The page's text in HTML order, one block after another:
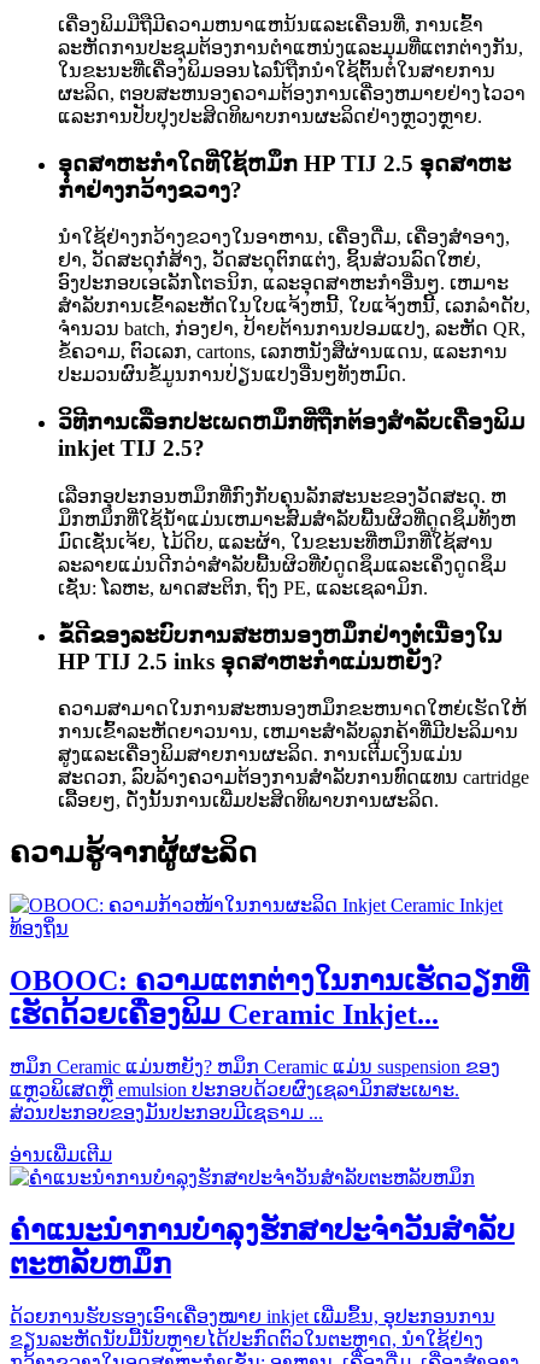
ເຄື່ອງພິມມືຖືມີຄວາມຫນາແຫນ້ນແລະເຄື່ອນທີ່, ການເຂົ້າ
ລະຫັດການປະຊຸມຕ້ອງການຕໍາແຫນ່ງແລະມຸມທີ່ແຕກຕ່າງກັນ,
ໃນຂະນະທີ່ເຄື່ອງພິມອອນໄລນ໌ຖືກນໍາໃຊ້ຕົ້ນຕໍໃນສາຍການ
ຜະລິດ, ຕອບສະຫນອງຄວາມຕ້ອງການເຄື່ອງຫມາຍຢ່າງໄວວາ
ແລະການປັບປຸງປະສິດທິພາບການຜະລິດຢ່າງຫຼວງຫຼາຍ.
ອຸດສາຫະກໍາໃດທີ່ໃຊ້ຫມຶກ HP TIJ 2.5 ອຸດສາຫະ
ກໍາຢ່າງກວ້າງຂວາງ?
ນໍາໃຊ້ຢ່າງກວ້າງຂວາງໃນອາຫານ, ເຄື່ອງດື່ມ, ເຄື່ອງສໍາອາງ,
ຢາ, ວັດສະດຸກໍ່ສ້າງ, ວັດສະດຸຕົກແຕ່ງ, ຊິ້ນສ່ວນລົດໃຫຍ່,
ອົງປະກອບເອເລັກໂຕຣນິກ, ແລະອຸດສາຫະກໍາອື່ນໆ. ເຫມາະ
ສໍາລັບການເຂົ້າລະຫັດໃນໃບແຈ້ງຫນີ້, ໃບແຈ້ງຫນີ້, ເລກລໍາດັບ,
ຈໍານວນ batch, ກ່ອງຢາ, ປ້າຍຕ້ານການປອມແປງ, ລະຫັດ QR,
ຂໍ້ຄວາມ, ຕົວເລກ, cartons, ເລກຫນັງສືຜ່ານແດນ, ແລະການ
ປະມວນຜົນຂໍ້ມູນການປ່ຽນແປງອື່ນໆທັງຫມົດ.
ວິທີການເລືອກປະເພດຫມຶກທີ່ຖືກຕ້ອງສໍາລັບເຄື່ອງພິມ
inkjet TIJ 2.5?
ເລືອກອຸປະກອນຫມຶກທີ່ກົງກັບຄຸນລັກສະນະຂອງວັດສະດຸ. ຫ
ມຶກຫມຶກທີ່ໃຊ້ນ້ໍາແມ່ນເຫມາະສົມສໍາລັບພື້ນຜິວທີ່ດູດຊຶມທັງຫ
ມົດເຊັ່ນເຈ້ຍ, ໄມ້ດິບ, ແລະຜ້າ, ໃນຂະນະທີ່ຫມຶກທີ່ໃຊ້ສານ
ລະລາຍແມ່ນດີກວ່າສໍາລັບພື້ນຜິວທີ່ບໍ່ດູດຊຶມແລະເຄິ່ງດູດຊຶມ
ເຊັ່ນ: ໂລຫະ, ພາດສະຕິກ, ຖົງ PE, ແລະເຊລາມິກ.
ຂໍ້ດີຂອງລະບົບການສະຫນອງຫມຶກຢ່າງຕໍ່ເນື່ອງໃນ
HP TIJ 2.5 inks ອຸດສາຫະກໍາແມ່ນຫຍັງ?
ຄວາມສາມາດໃນການສະຫນອງຫມຶກຂະຫນາດໃຫຍ່ເຮັດໃຫ້
ການເຂົ້າລະຫັດຍາວນານ, ເຫມາະສໍາລັບລູກຄ້າທີ່ມີປະລິມານ
ສູງແລະເຄື່ອງພິມສາຍການຜະລິດ. ການເຕີມເງິນແມ່ນ
ສະດວກ, ລົບລ້າງຄວາມຕ້ອງການສໍາລັບການທົດແທນ cartridge
ເລື້ອຍໆ, ດັ່ງນັ້ນການເພີ່ມປະສິດທິພາບການຜະລິດ.
ຄວາມຮູ້ຈາກຜູ້ຜະລິດ
OBOOC: ຄວາມ​ແຕກ​ຕ່າງ​ໃນ​ການ​ເຮັດ​ວຽກ​ທີ່​
ເຮັດ​ດ້ວຍ​ເຄື່ອງ​ພິມ Ceramic Inkjet...
ຫມຶກ Ceramic ແມ່ນຫຍັງ? ຫມຶກ Ceramic ແມ່ນ suspension ຂອງ
ແຫຼວພິເສດຫຼື emulsion ປະກອບດ້ວຍຜົງເຊລາມິກສະເພາະ.
ສ່ວນປະກອບຂອງມັນປະກອບມີເຊຣາມ ...
ອ່ານເພີ່ມເຕີມ
ຄໍາແນະນໍາການບໍາລຸງຮັກສາປະຈໍາວັນສໍາລັບ
ຕະຫລັບຫມຶກ
ດ້ວຍການຮັບຮອງເອົາເຄື່ອງໝາຍ inkjet ເພີ່ມຂຶ້ນ, ອຸປະກອນການ
ຂຽນລະຫັດນັບມື້ນັບຫຼາຍໄດ້ປະກົດຕົວໃນຕະຫຼາດ, ນຳໃຊ້ຢ່າງ